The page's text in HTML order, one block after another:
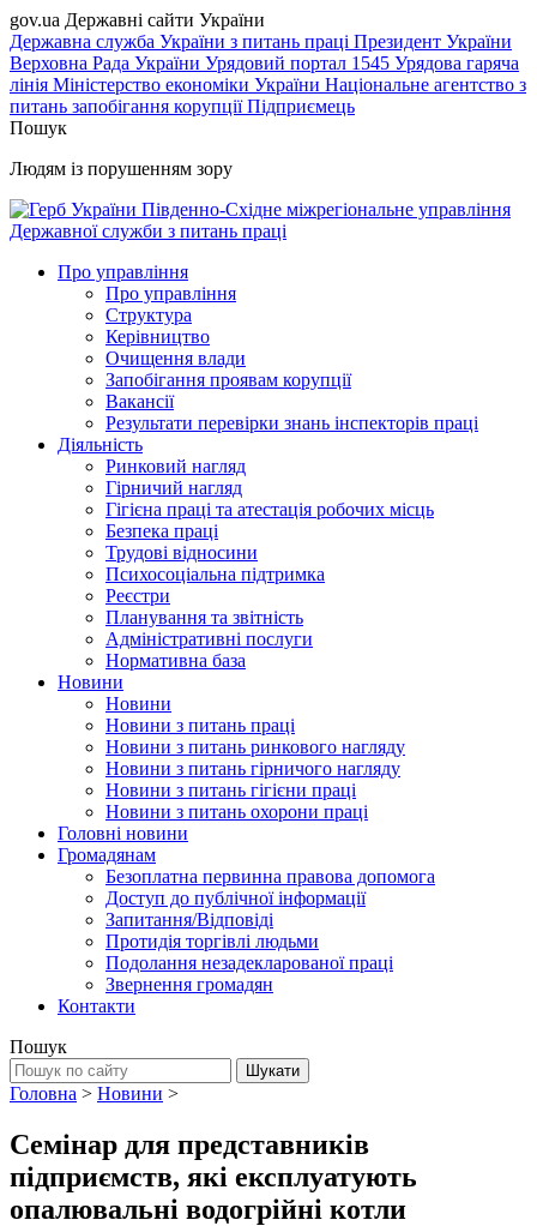
gov.ua Державні сайти України
Державна служба України з питань праці Президент України
Верховна Рада України Урядовий портал 1545 Урядова гаряча
лінія Міністерство економіки України Національне агентство з
питань запобігання корупціїПідприємець
Пошук
Людям із порушенням зору
Південно-Східне міжрегіональне управління
Державної служби з питань праці
Про управління
Про управління
Структура
Керівництво
Очищення влади
Запобігання проявам корупції
Вакансії
Результати перевірки знань інспекторів праці
Діяльність
Ринковий нагляд
Гірничий нагляд
Гігієна праці та атестація робочих місць
Безпека праці
Трудові відносини
Психосоціальна підтримка
Реєстри
Планування та звітність
Адміністративні послуги
Нормативна база
Новини
Новини
Новини з питань праці
Новини з питань ринкового нагляду
Новини з питань гірничого нагляду
Новини з питань гігієни праці
Новини з питань охорони праці
Головні новини
Громадянам
Безоплатна первинна правова допомога
Доступ до публічної інформації
Запитання/Відповіді
Протидія торгівлі людьми
Подолання незадекларованої праці
Звернення громадян
Контакти
Пошук
Головна > Новини >
Семінар для представників
підприємств, які експлуатують
опалювальні водогрійні котли